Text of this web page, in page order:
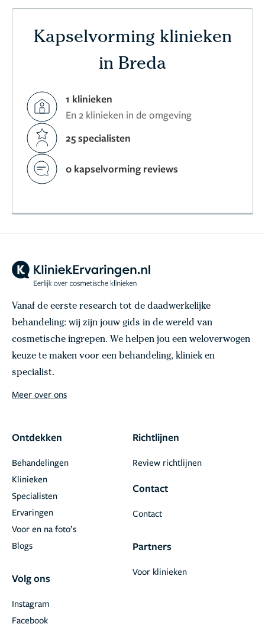
Kapselvorming klinieken
in Breda
1 klinieken
En 2 klinieken in de omgeving
25 specialisten
0 kapselvorming reviews
Vanaf de eerste research tot de daadwerkelijke
behandeling: wij zijn jouw gids in de wereld van
cosmetische ingrepen. We helpen jou een weloverwogen
keuze te maken voor een behandeling, kliniek en
specialist.
Meer over ons
Ontdekken
Behandelingen
Klinieken
Specialisten
Ervaringen
Voor en na foto’s
Blogs
Volg ons
Facebook
Instagram
Richtlijnen
Review richtlijnen
Contact
Contact
Partners
Voor klinieken